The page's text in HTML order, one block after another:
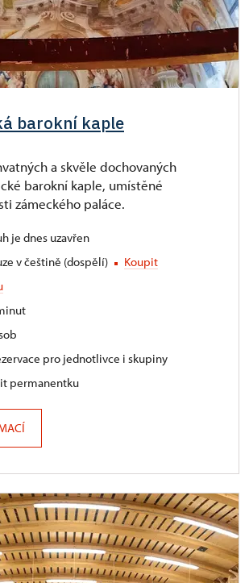
barokní kaple
a skvěle dochovaných
barokní kaple, umístěné
zámeckého paláce.
je dnes uzavřen
v češtině (dospělí)
Koupit
pro jednotlivce i skupiny
permanentku